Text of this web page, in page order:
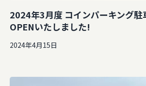
2024年3月度 コインパーキング駐
OPENいたしました!
2024年4月15日